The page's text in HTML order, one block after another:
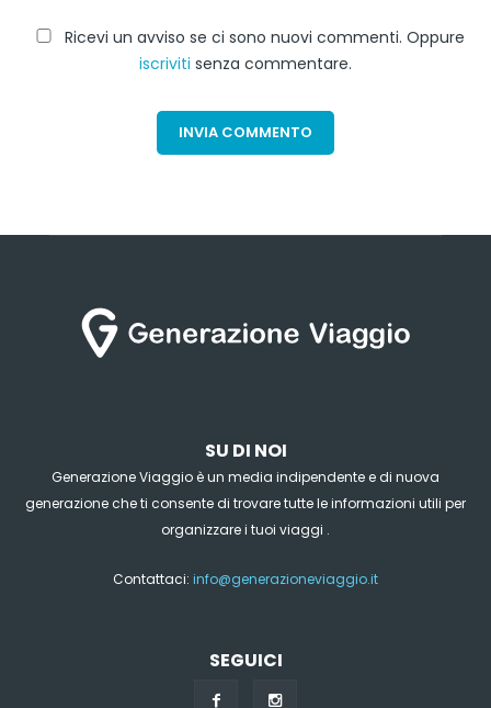
Ricevi un avviso se ci sono nuovi commenti. Oppure
iscriviti senza commentare.
SU DI NOI
Generazione Viaggio è un media indipendente e di nuova
generazione che ti consente di trovare tutte le informazioni utili per
organizzare i tuoi viaggi .
Contattaci: info@generazioneviaggio.it
SEGUICI